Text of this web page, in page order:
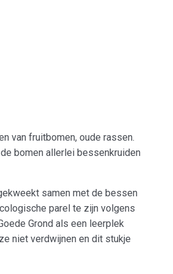
van fruitbomen, oude rassen.
bomen allerlei bessenkruiden
samen met de bessen
parel te zijn volgens
Grond als een leerplek
niet verdwijnen en dit stukje